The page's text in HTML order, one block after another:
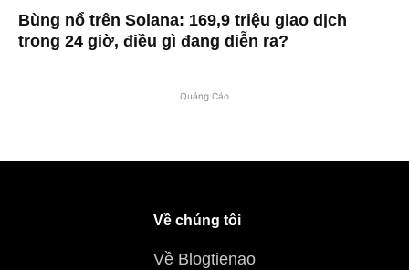
Bùng nổ trên Solana: 169,9 triệu giao dịch
trong 24 giờ, điều gì đang diễn ra?
Quảng Cáo
Về chúng tôi
Về Blogtienao